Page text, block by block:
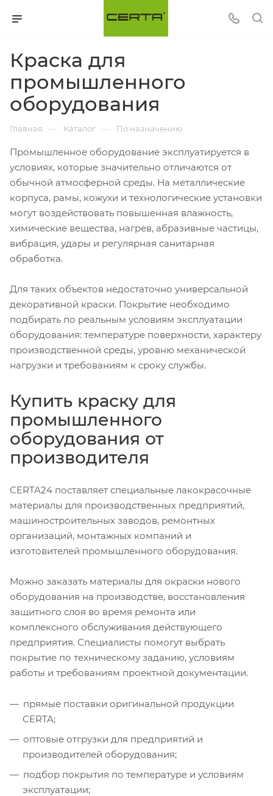
Краска для
промышленного
оборудования
Главная — Каталог — По назначению
Промышленное оборудование эксплуатируется в
условиях, которые значительно отличаются от
обычной атмосферной среды. На металлические
корпуса, рамы, кожухи и технологические установки
могут воздействовать повышенная влажность,
химические вещества, нагрев, абразивные частицы,
вибрация, удары и регулярная санитарная
обработка.
Для таких объектов недостаточно универсальной
декоративной краски. Покрытие необходимо
подбирать по реальным условиям эксплуатации
оборудования: температуре поверхности, характеру
производственной среды, уровню механической
нагрузки и требованиям к сроку службы.
Купить краску для
промышленного
оборудования от
производителя
CERTA24 поставляет специальные лакокрасочные
материалы для производственных предприятий,
машиностроительных заводов, ремонтных
организаций, монтажных компаний и
изготовителей промышленного оборудования.
Можно заказать материалы для окраски нового
оборудования на производстве, восстановления
защитного слоя во время ремонта или
комплексного обслуживания действующего
предприятия. Специалисты помогут выбрать
покрытие по техническому заданию, условиям
работы и требованиям проектной документации.
прямые поставки оригинальной продукции
CERTA;
оптовые отгрузки для предприятий и
производителей оборудования;
подбор покрытия по температуре и условиям
эксплуатации;